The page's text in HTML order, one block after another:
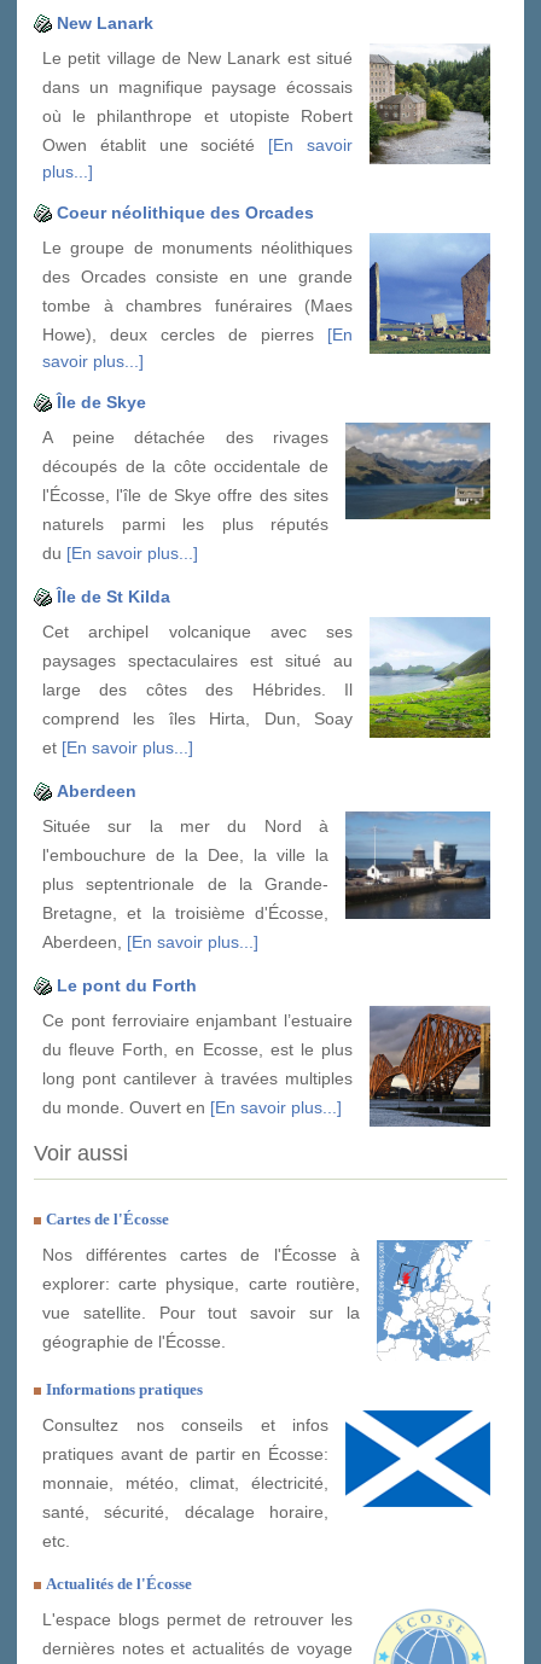
New Lanark
Le petit village de New Lanark est situé
dans un magnifique paysage écossais
où le philanthrope et utopiste Robert
Owen établit une société [En savoir
plus...]
Coeur néolithique des Orcades
Le groupe de monuments néolithiques
des Orcades consiste en une grande
tombe à chambres funéraires (Maes
Howe), deux cercles de pierres [En
savoir plus...]
Île de Skye
A peine détachée des rivages
découpés de la côte occidentale de
l'Écosse, l'île de Skye offre des sites
naturels parmi les plus réputés
du [En savoir plus...]
Île de St Kilda
Cet archipel volcanique avec ses
paysages spectaculaires est situé au
large des côtes des Hébrides. Il
comprend les îles Hirta, Dun, Soay
et [En savoir plus...]
Aberdeen
Située sur la mer du Nord à
l'embouchure de la Dee, la ville la
plus septentrionale de la Grande-
Bretagne, et la troisième d'Écosse,
Aberdeen, [En savoir plus...]
Le pont du Forth
Ce pont ferroviaire enjambant l’estuaire
du fleuve Forth, en Ecosse, est le plus
long pont cantilever à travées multiples
du monde. Ouvert en [En savoir plus...]
Voir aussi
Cartes de l'Écosse
Nos différentes cartes de l'Écosse à
explorer: carte physique, carte routière,
vue satellite. Pour tout savoir sur la
géographie de l'Écosse.
Informations pratiques
Consultez nos conseils et infos
pratiques avant de partir en Écosse:
monnaie, météo, climat, électricité,
santé, sécurité, décalage horaire,
etc.
Actualités de l'Écosse
L'espace blogs permet de retrouver les
dernières notes et actualités de voyage